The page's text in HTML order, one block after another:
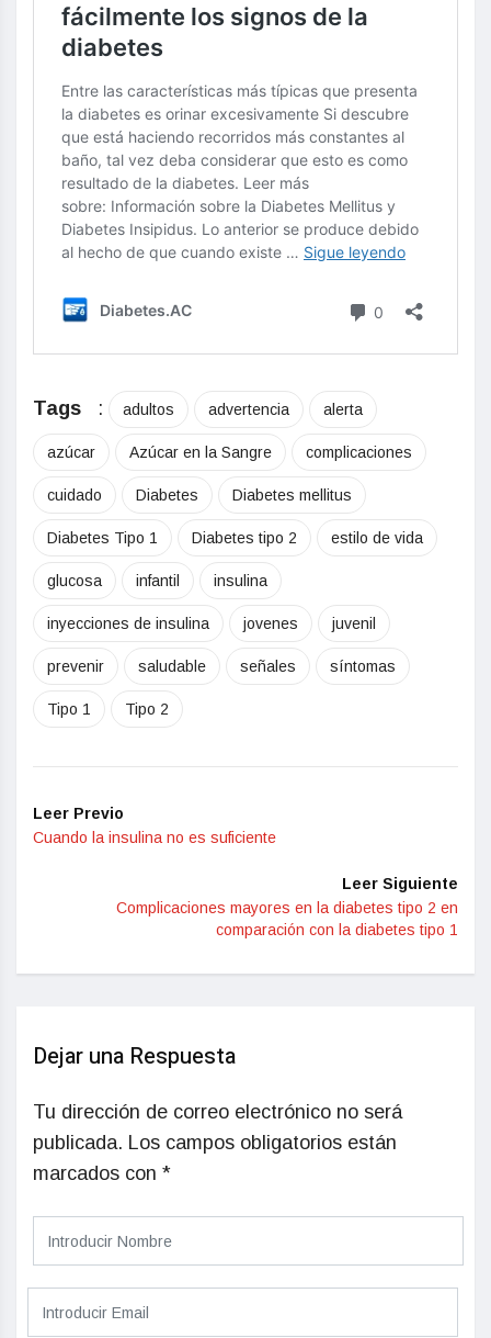
Tags : adultos advertencia alerta
azúcar Azúcar en la Sangre complicaciones
cuidado Diabetes Diabetes mellitus
Diabetes Tipo 1 Diabetes tipo 2 estilo de vida
glucosa infantil insulina
inyecciones de insulina jovenes juvenil
prevenir saludable señales síntomas
Tipo 1 Tipo 2
Leer Previo
Cuando la insulina no es suficiente
Leer Siguiente
Complicaciones mayores en la diabetes tipo 2 en
comparación con la diabetes tipo 1
Dejar una Respuesta
Tu dirección de correo electrónico no será
publicada. Los campos obligatorios están
marcados con *